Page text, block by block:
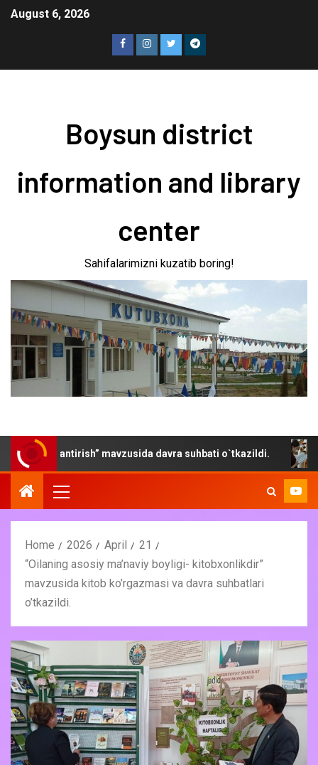
August 6, 2026
Boysun district
information and library
center
Sahifalarimizni kuzatib boring!
mavzusida davra suhbati o`tkazildi. “Yoz-
Home 2026 April
21
“Oilaning asosiy ma’naviy boyligi- kitobxonlikdir”
mavzusida kitob ko’rgazmasi va davra suhbatlari
o’tkazildi.